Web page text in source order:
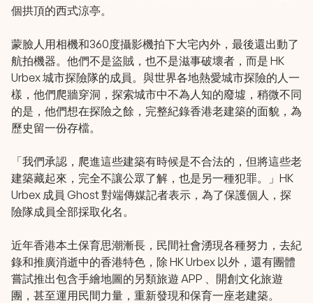
個拱頂的西式涼亭。
蒙臉人用相機和360度攝影機拍下大宅內外，最後還出動了
航拍機器。他們不是盜賊，也不是滋事破壞者，而是 HK
Urbex 城市探險隊的成員。與世界各地熱愛城市探險的人一
樣，他們爬牆穿洞，探索城市中不為人知的廢墟，稍微不同
的是，他們想在探險之餘，完整紀錄香港老建築的面貌，為
歷史留一份存檔。
「我們承認，爬進這些建築有時候是不合法的，但將這些老
建築藏起來，完全不讓公眾了解，也是另一種犯罪。」HK
Urbex 成員 Ghost 對端傳媒記者表示，為了保護個人，探
險隊成員全部採取化名。
近年香港本土保育思潮漸長，民間社會湧現各種努力，去紀
錄和推廣消逝中的香港特色，除 HK Urbex 以外，還有團體
嘗試推出包含手繪地圖的另類旅遊 APP 、開創文化旅遊
團，甚至運用民間力量，重新發現和保育一座老建築。